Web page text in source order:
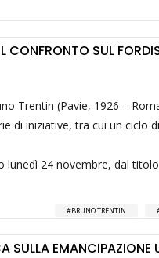
CONFRONTO SUL
Trentin (Pavie, 1926 –
di iniziative, tra cui un ciclo
lunedì 24 novembre, dal
BRUNO TRENTIN
SULLA EMANCIPAZIONE